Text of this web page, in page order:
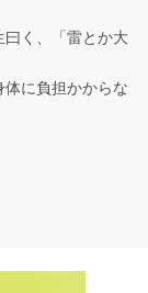
く、「雷とか大
に負担かからな